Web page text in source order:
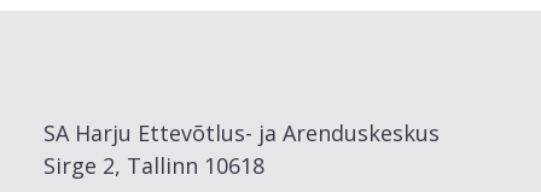
SA Harju Ettevõtlus- ja Arenduskeskus
Sirge 2, Tallinn 10618